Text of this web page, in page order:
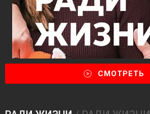
СМОТРЕТЬ